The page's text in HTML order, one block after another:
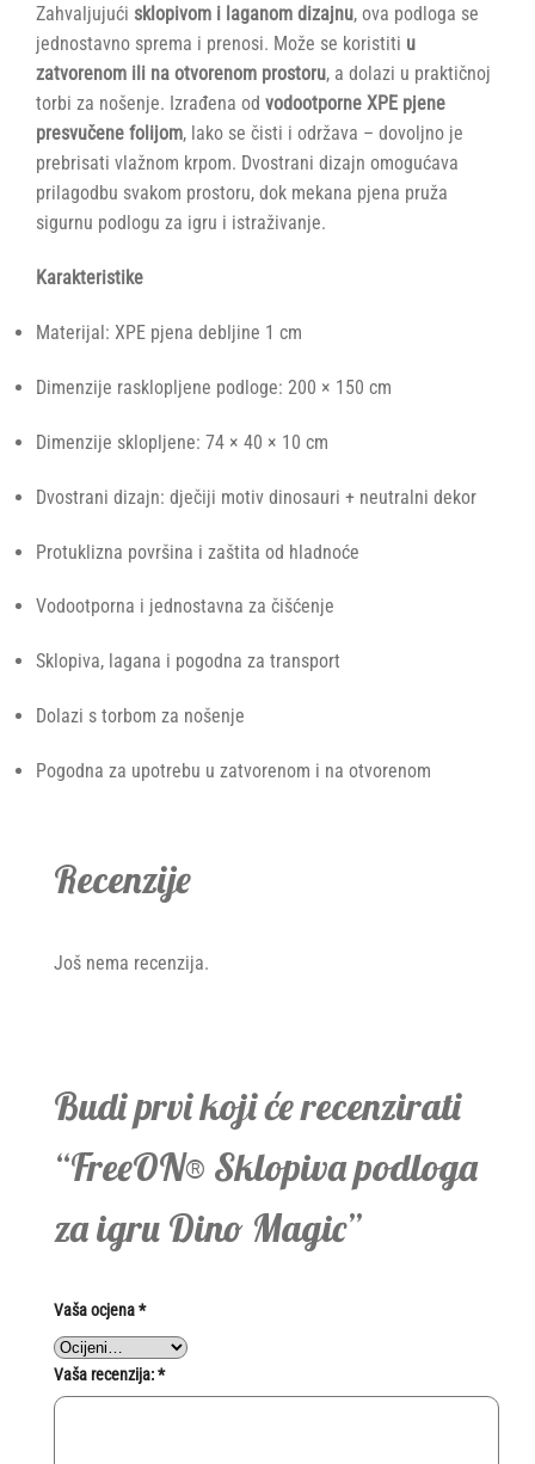
Zahvaljujući sklopivom i laganom dizajnu, ova podloga se
jednostavno sprema i prenosi. Može se koristiti u
zatvorenom ili na otvorenom prostoru, a dolazi u praktičnoj
torbi za nošenje. Izrađena od vodootporne XPE pjene
presvučene folijom, lako se čisti i održava – dovoljno je
prebrisati vlažnom krpom. Dvostrani dizajn omogućava
prilagodbu svakom prostoru, dok mekana pjena pruža
sigurnu podlogu za igru i istraživanje.
Karakteristike
Materijal: XPE pjena debljine 1 cm
Dimenzije rasklopljene podloge: 200 × 150 cm
Dimenzije sklopljene: 74 × 40 × 10 cm
Dvostrani dizajn: dječiji motiv dinosauri + neutralni dekor
Protuklizna površina i zaštita od hladnoće
Vodootporna i jednostavna za čišćenje
Sklopiva, lagana i pogodna za transport
Dolazi s torbom za nošenje
Pogodna za upotrebu u zatvorenom i na otvorenom
Recenzije
Još nema recenzija.
Budi prvi koji će recenzirati
“FreeON® Sklopiva podloga
za igru ​​Dino Magic”
Vaša ocjena*
Vaša recenzija:*